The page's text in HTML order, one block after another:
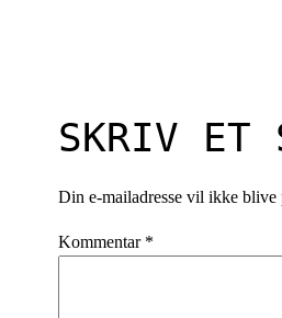
SKRIV ET
Din e-mailadresse vil ikke blive
Kommentar *